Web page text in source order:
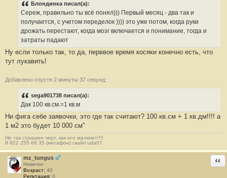
1
2
2
Блондинка писал(а):
Сереж, правильно ты всё понял))) Первый месяц - два так и
получается, с учетом переделок )))) это уже потом, когда руки
дрожать перестают, когда мозг включается и понимание, тогда и
затраты падают
Ну если только так, то да, перввое время косяки конечно есть, что
тут лукавить!
Добавлено спустя 2 минуты 37 секунд:
sega901738 писал(а):
Дак 100 кв.см.=1 кв.м
Ни фига себе заявочки, это где так считают? 100 кв.см + 1 кв.дм!!!! а
1 м2 это будет 10 000 см"
Не так страшен черт, как его малюют!!!!
8 922 255 68 35 (мегафон) скайп uda07.
mz_tungus
Новичок
Возраст: 40
Репутация: 0